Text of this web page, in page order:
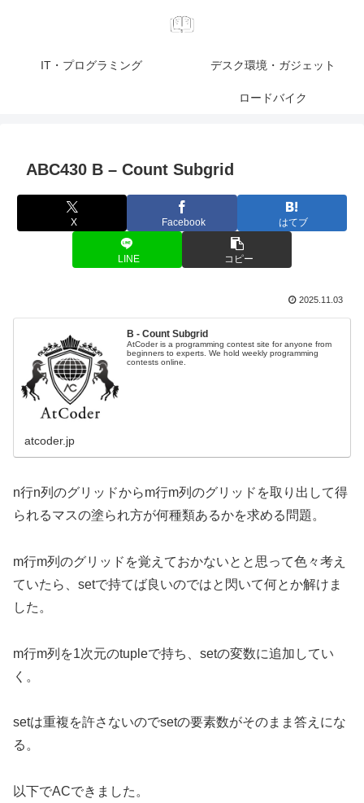
IT・プログラミング デスク環境・ガジェット
ロードバイク
ABC430 B – Count Subgrid
X Facebook はてブ
LINE コピー
2025.11.03
B - Count Subgrid
AtCoder is a programming contest site for anyone from
beginners to experts. We hold weekly programming
contests online.
atcoder.jp
n行n列のグリッドからm行m列のグリッドを取り出して得
られるマスの塗られ方が何種類あるかを求める問題。
m行m列のグリッドを覚えておかないとと思って色々考え
ていたら、setで持てば良いのではと閃いて何とか解けま
した。
m行m列を1次元のtupleで持ち、setの変数に追加してい
く。
setは重複を許さないのでsetの要素数がそのまま答えにな
る。
以下でACできました。